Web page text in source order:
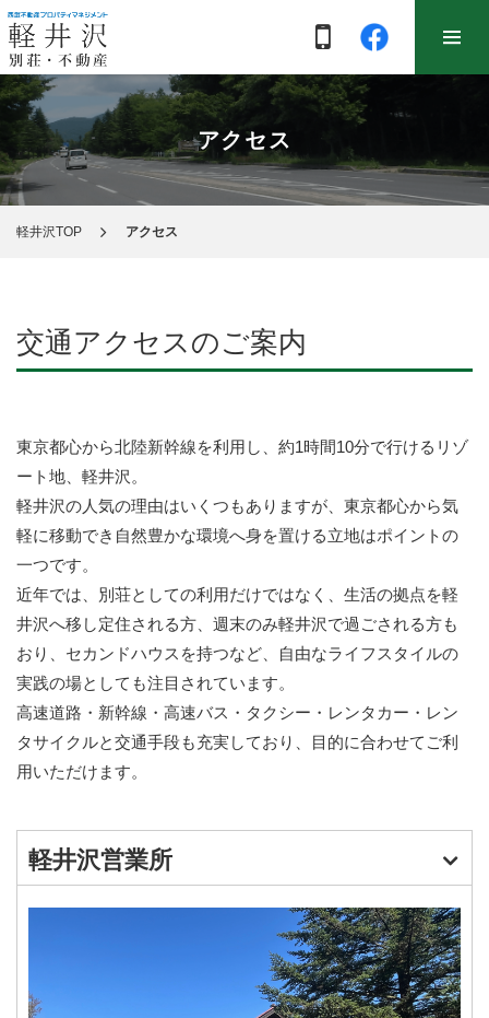
アクセス
軽井沢TOP アクセス
交通アクセスのご案内
東京都心から北陸新幹線を利用し、約1時間10分で行けるリゾ
ート地、軽井沢。
軽井沢の人気の理由はいくつもありますが、東京都心から気
軽に移動でき自然豊かな環境へ身を置ける立地はポイントの
一つです。
近年では、別荘としての利用だけではなく、生活の拠点を軽
井沢へ移し定住される方、週末のみ軽井沢で過ごされる方も
おり、セカンドハウスを持つなど、自由なライフスタイルの
実践の場としても注目されています。
高速道路・新幹線・高速バス・タクシー・レンタカー・レン
タサイクルと交通手段も充実しており、目的に合わせてご利
用いただけます。
軽井沢営業所